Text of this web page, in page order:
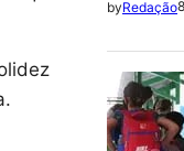
byRedação